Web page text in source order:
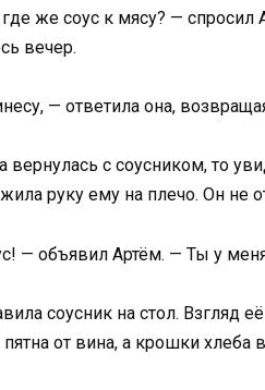
же соус к мясу? — спросил
вечер.
— ответила она,
вернулась с соусником, то
руку ему на плечо. Он не
— объявил Артём. — Ты у
соусник на стол. Взгляд
от вина, а крошки хлеба